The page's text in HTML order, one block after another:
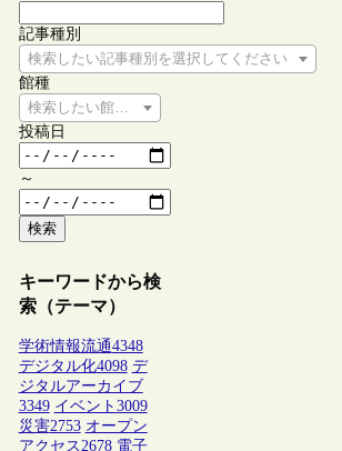
記事種別
検索したい記事種別を選択してください
館種
検索したい館種を選択してください
投稿日
～
検索
キーワードから検
索（テーマ）
学術情報流通4348
デジタル化4098 デ
ジタルアーカイブ
3349 イベント 3009
災害2753 オープン
アクセス2678 電子